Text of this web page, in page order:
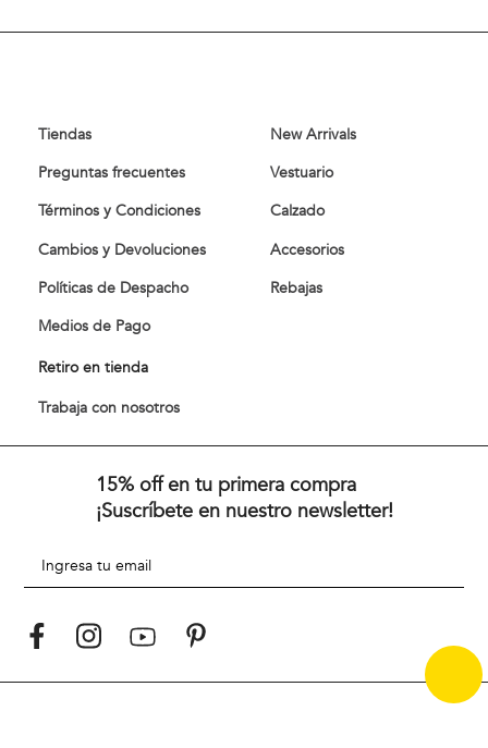
Tiendas
Preguntas frecuentes
Términos y Condiciones
Cambios y Devoluciones
Políticas de Despacho
Medios de Pago
Retiro en tienda
Trabaja con nosotros
New Arrivals
Vestuario
Calzado
Accesorios
Rebajas
15% off en tu primera compra
¡Suscríbete en nuestro newsletter!